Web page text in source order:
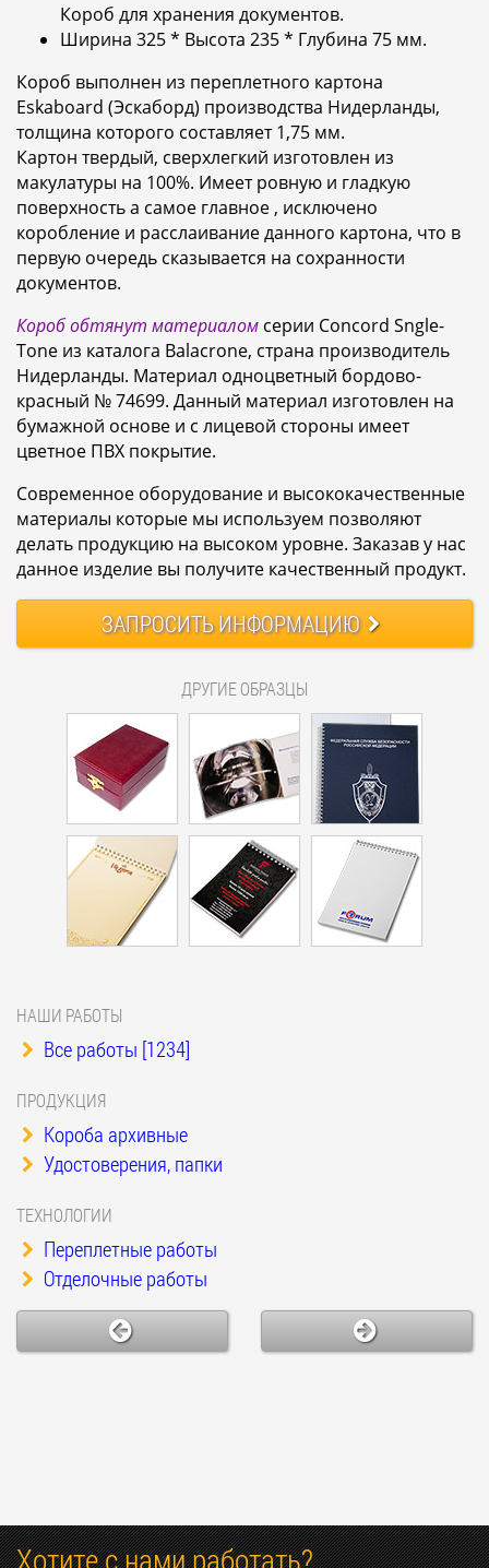
Короб для хранения документов.
Ширина 325 * Высота 235 * Глубина 75 мм.
Короб выполнен из переплетного картона
Eskaboard (Эскаборд) производства Нидерланды,
толщина которого составляет 1,75 мм.
Картон твердый, сверхлегкий изготовлен из
макулатуры на 100%. Имеет ровную и гладкую
поверхность а самое главное , исключено
коробление и расслаивание данного картона, что в
первую очередь сказывается на сохранности
документов.
Короб обтянут материалом серии Concord Sngle-
Tone из каталога Balacrone, страна производитель
Нидерланды. Материал одноцветный бордово-
красный № 74699. Данный материал изготовлен на
бумажной основе и с лицевой стороны имеет
цветное ПВХ покрытие.
Современное оборудование и высококачественные
материалы которые мы используем позволяют
делать продукцию на высоком уровне. Заказав у нас
данное изделие вы получите качественный продукт.
ЗАПРОСИТЬИНФОРМАЦИЮ
ДРУГИЕ ОБРАЗЦЫ
НАШИ РАБОТЫ
Все работы [1234]
ПРОДУКЦИЯ
Короба архивные
Удостоверения, папки
ТЕХНОЛОГИИ
Переплетные работы
Отделочные работы
Хотите с нами работать?